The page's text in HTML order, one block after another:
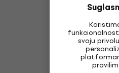
svoju